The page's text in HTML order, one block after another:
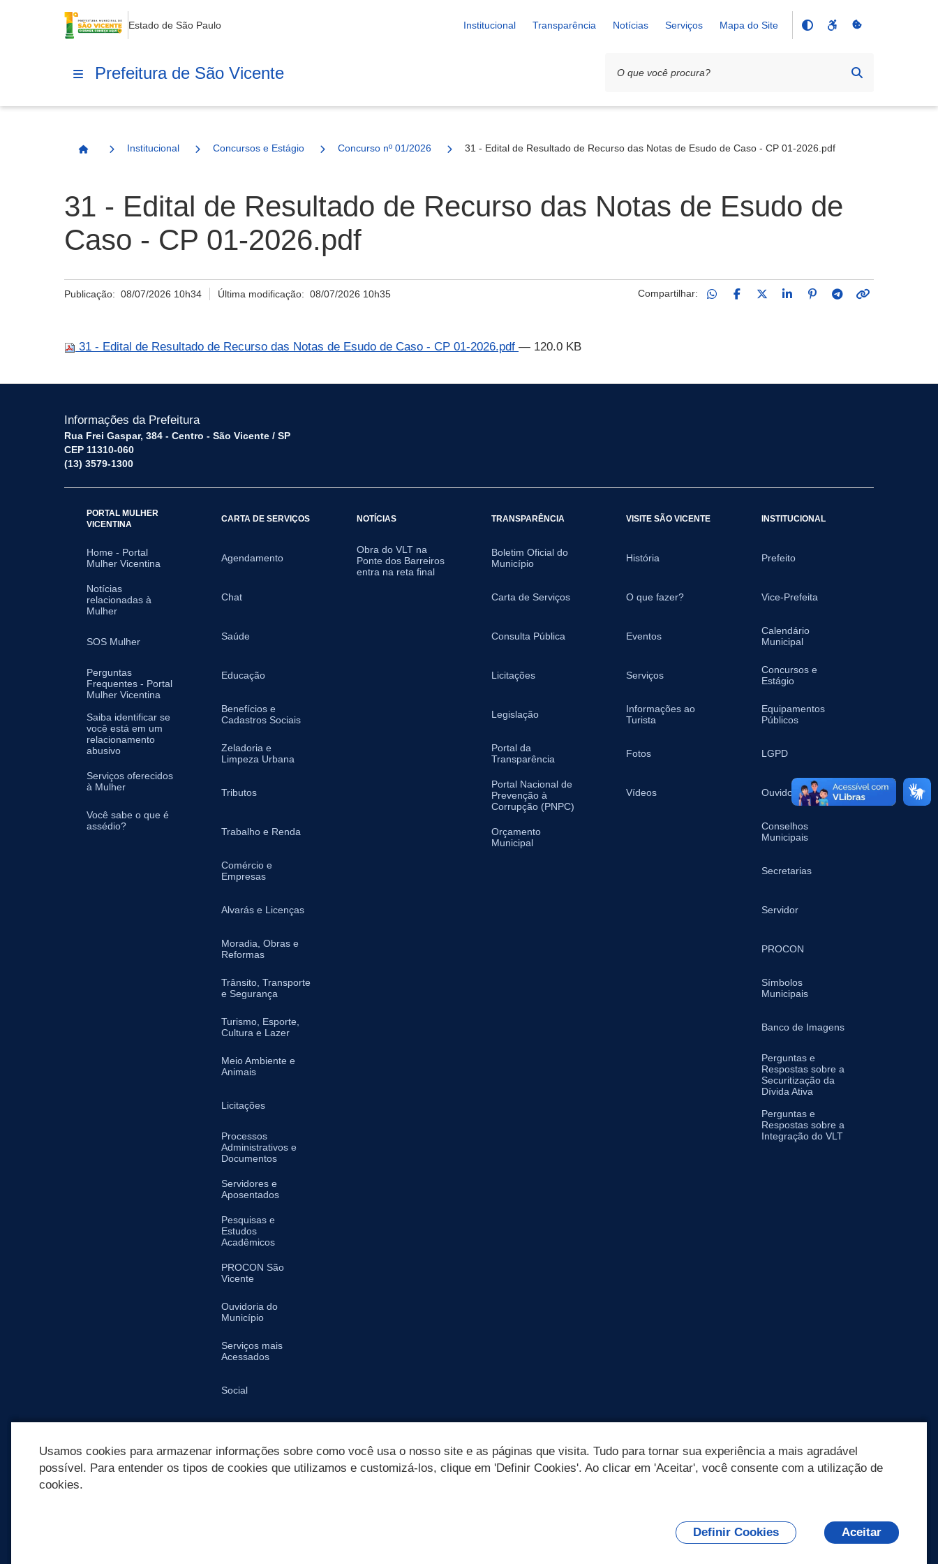
Estado de São Paulo Institucional Transparência Notícias Serviços Mapa do Site
Prefeitura de São Vicente
Página Inicial
Institucional Concursos e Estágio Concurso nº 01/2026 31 - Edital de Resultado de Recurso das Notas de Esudo de Caso - CP 01-2026.pdf
31 - Edital de Resultado de Recurso das Notas de Esudo de
Caso - CP 01-2026.pdf
Publicação: 08/07/2026 10h34 Última modificação:08/07/2026 10h35 Compartilhar:
31 - Edital de Resultado de Recurso das Notas de Esudo de Caso - CP 01-2026.pdf — 120.0 KB
Informações da Prefeitura
Rua Frei Gaspar, 384 - Centro - São Vicente / SP
CEP 11310-060
(13) 3579-1300
PORTAL MULHER
VICENTINA
Home - Portal
Mulher Vicentina
Notícias
relacionadas à
Mulher
SOS Mulher
Perguntas
Frequentes - Portal
Mulher Vicentina
Saiba identificar se
você está em um
relacionamento
abusivo
Serviços oferecidos
à Mulher
Você sabe o que é
assédio?
CARTA DE SERVIÇOS
Agendamento
Chat
Saúde
Educação
Benefícios e
Cadastros Sociais
Zeladoria e
Limpeza Urbana
Tributos
Trabalho e Renda
Comércio e
Empresas
Alvarás e Licenças
Moradia, Obras e
Reformas
Trânsito, Transporte
e Segurança
Turismo, Esporte,
Cultura e Lazer
Meio Ambiente e
Animais
Licitações
Processos
Administrativos e
Documentos
Servidores e
Aposentados
Pesquisas e
Estudos
Acadêmicos
PROCON São
Vicente
Ouvidoria do
Município
Serviços mais
Acessados
Social
NOTÍCIAS
Obra do VLT na
Ponte dos Barreiros
entra na reta final
TRANSPARÊNCIA
Boletim Oficial do
Município
Carta de Serviços
Consulta Pública
Licitações
Legislação
Portal da
Transparência
Portal Nacional de
Prevenção à
Corrupção (PNPC)
Orçamento
Municipal
VISITE SÃO VICENTE
História
O que fazer?
Eventos
Serviços
Informações ao
Turista
Fotos
Vídeos
INSTITUCIONAL
Prefeito
Vice-Prefeita
Calendário
Municipal
Concursos e
Estágio
Equipamentos
Públicos
LGPD
Ouvidoria
Conselhos
Municipais
Secretarias
Servidor
PROCON
Símbolos
Municipais
Banco de Imagens
Perguntas e
Respostas sobre a
Securitização da
Dívida Ativa
Perguntas e
Respostas sobre a
Integração do VLT
Usamos cookies para armazenar informações sobre como você usa o nosso site e as páginas que visita. Tudo para tornar sua experiência a mais agradável
possível. Para entender os tipos de cookies que utilizamos e customizá-los, clique em 'Definir Cookies'. Ao clicar em 'Aceitar', você consente com a utilização de
cookies.
Definir Cookies Aceitar
posso te ajudar?